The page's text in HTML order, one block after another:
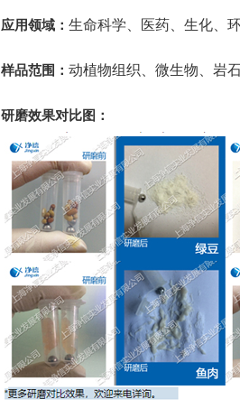
应用领域： 生命科学、医药、生化、
样品范围： 动植物组织、微生物、岩
研磨效果对比图：